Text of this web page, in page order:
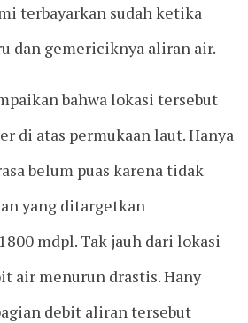
terbayarkan sudah ketika
dan gemericiknya aliran air.
bahwa lokasi tersebut
di atas permukaan laut. Hanya
belum puas karena tidak
yang ditargetkan
mdpl. Tak jauh dari lokasi
air menurun drastis. Hany
debit aliran tersebut